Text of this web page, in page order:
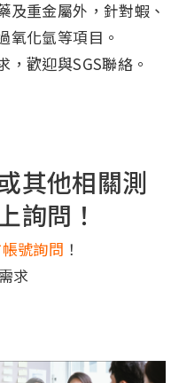
及重金屬外，針對蝦、
氧化氫等項目。
歡迎與SGS聯絡。
其他相關測
詢問！
號詢問 ！
求